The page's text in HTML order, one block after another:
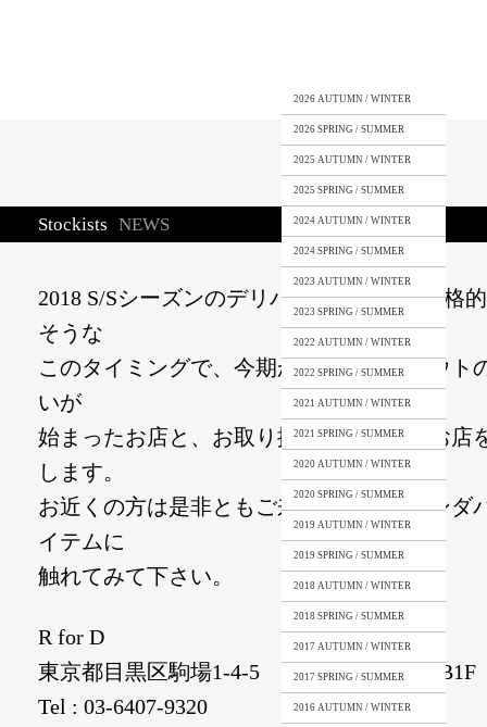
2026 AUTUMN / WINTER
2026 SPRING / SUMMER
2025 AUTUMN / WINTER
2025 SPRING / SUMMER
2024 AUTUMN / WINTER
2024 SPRING / SUMMER
2023 AUTUMN / WINTER
2023 SPRING / SUMMER
2022 AUTUMN / WINTER
2022 SPRING / SUMMER
2021 AUTUMN / WINTER
2021 SPRING / SUMMER
2020 AUTUMN / WINTER
2020 SPRING / SUMMER
2019 AUTUMN / WINTER
2019 SPRING / SUMMER
2018 AUTUMN / WINTER
2018 SPRING / SUMMER
2017 AUTUMN / WINTER
2017 SPRING / SUMMER
2016 AUTUMN / WINTER
Stockists NEWS
2018 S/Sシーズンのデリバリーもやっと本格
そうな
このタイミングで、今期からラウンダバウト
いが
始まったお店と、お取り扱いが再開したお店
します。
お近くの方は是非ともご来店頂き、ラウンダ
イテムに
触れてみて下さい。
R for D
東京都目黒区駒場1-4-5 日興パレス駒場 B1F
Tel : 03-6407-9320